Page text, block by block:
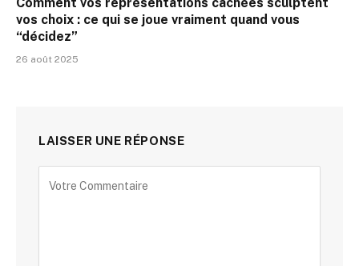
vos choix : ce qui se joue vraiment quand vous
“décidez”
26 août 2025
LAISSER UNE RÉPONSE